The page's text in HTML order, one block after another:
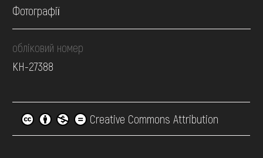
Фотографії
обліковий номер
КН-27388
Creative Commons Attribution